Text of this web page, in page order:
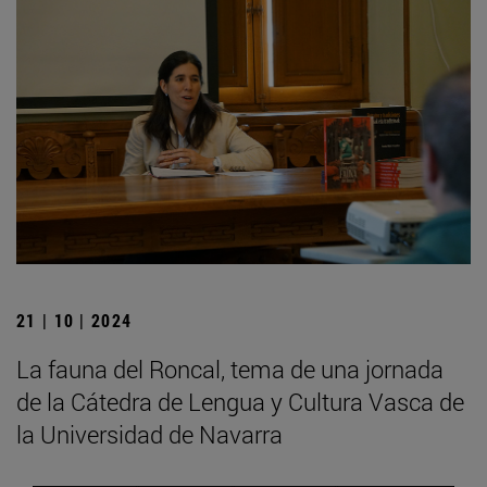
21 | 10 | 2024
La fauna del Roncal, tema de una jornada
de la Cátedra de Lengua y Cultura Vasca de
la Universidad de Navarra